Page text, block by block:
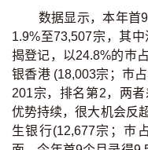
本网页所提供资料仅作参考用途
若因错漏而引致任何不便或损
本网站采用无障碍网页设计，如
2889 2886 /
中原地产 | 网上搵楼 |
中
© 2026 中原按揭经纪有限公司
数据显示，本年首
1.9%至73,507宗，其
揭登记，以24.8%的巿
银香港 (18,003宗；巿
201宗，排名第2，两
优势持续，很大机会反
生银行(12,677宗；巿